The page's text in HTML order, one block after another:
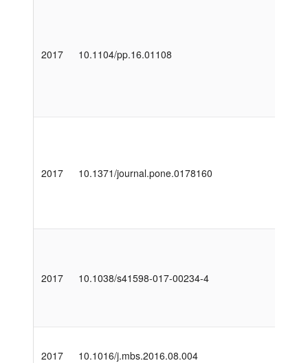
2017 10.1104/pp.16.01108
2017 10.1371/journal.pone.0178160
2017 10.1038/s41598-017-00234-4
2017 10.1016/j.mbs.2016.08.004